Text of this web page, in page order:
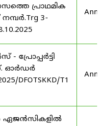
പ്രാഥമിക
3-
- പ്രോപ്പർട്ടി
ഓർഡർ
DFOTSKKD/T1
ഏജൻസികളിൽ